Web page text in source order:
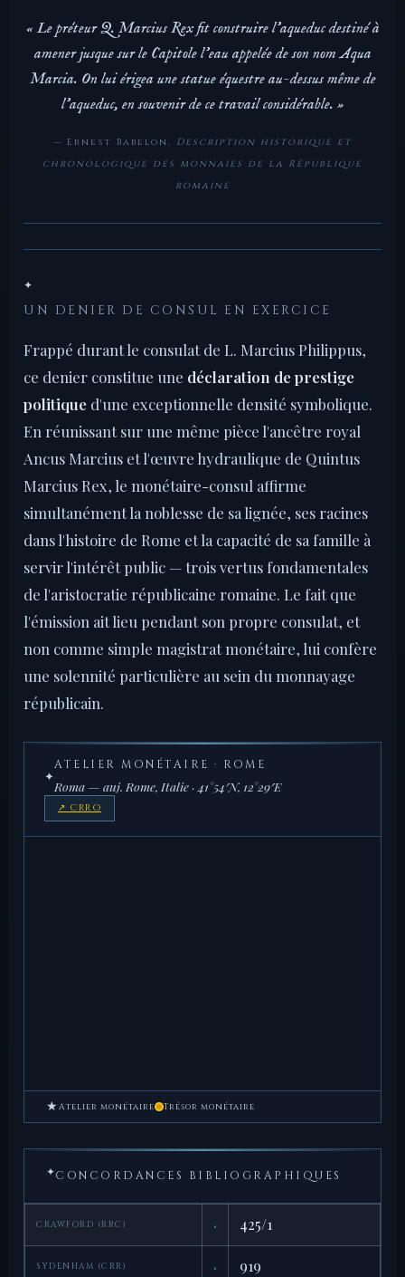
« Le préteur Q. Marcius Rex fit construire l'aqueduc destiné à
amener jusque sur le Capitole l'eau appelée de son nom Aqua
Marcia. On lui érigea une statue équestre au-dessus même de
l'aqueduc, en souvenir de ce travail considérable. »
— Ernest Babelon, Description historique et
chronologique des monnaies de la République
romaine
✦
UN DENIER DE CONSUL EN EXERCICE
Frappé durant le consulat de L. Marcius Philippus,
ce denier constitue une déclaration de prestige
politique d'une exceptionnelle densité symbolique.
En réunissant sur une même pièce l'ancêtre royal
Ancus Marcius et l'œuvre hydraulique de Quintus
Marcius Rex, le monétaire-consul affirme
simultanément la noblesse de sa lignée, ses racines
dans l'histoire de Rome et la capacité de sa famille à
servir l'intérêt public — trois vertus fondamentales
de l'aristocratie républicaine romaine. Le fait que
l'émission ait lieu pendant son propre consulat, et
non comme simple magistrat monétaire, lui confère
une solennité particulière au sein du monnayage
républicain.
✦
ATELIER MONÉTAIRE · ROME
Roma — auj. Rome, Italie · 41°54′N, 12°29′E
↗ CRRO
★ Atelier monétaire Trésor monétaire
✦CONCORDANCES BIBLIOGRAPHIQUES
CRAWFORD (RRC) · 425/1
SYDENHAM (CRR) · 919